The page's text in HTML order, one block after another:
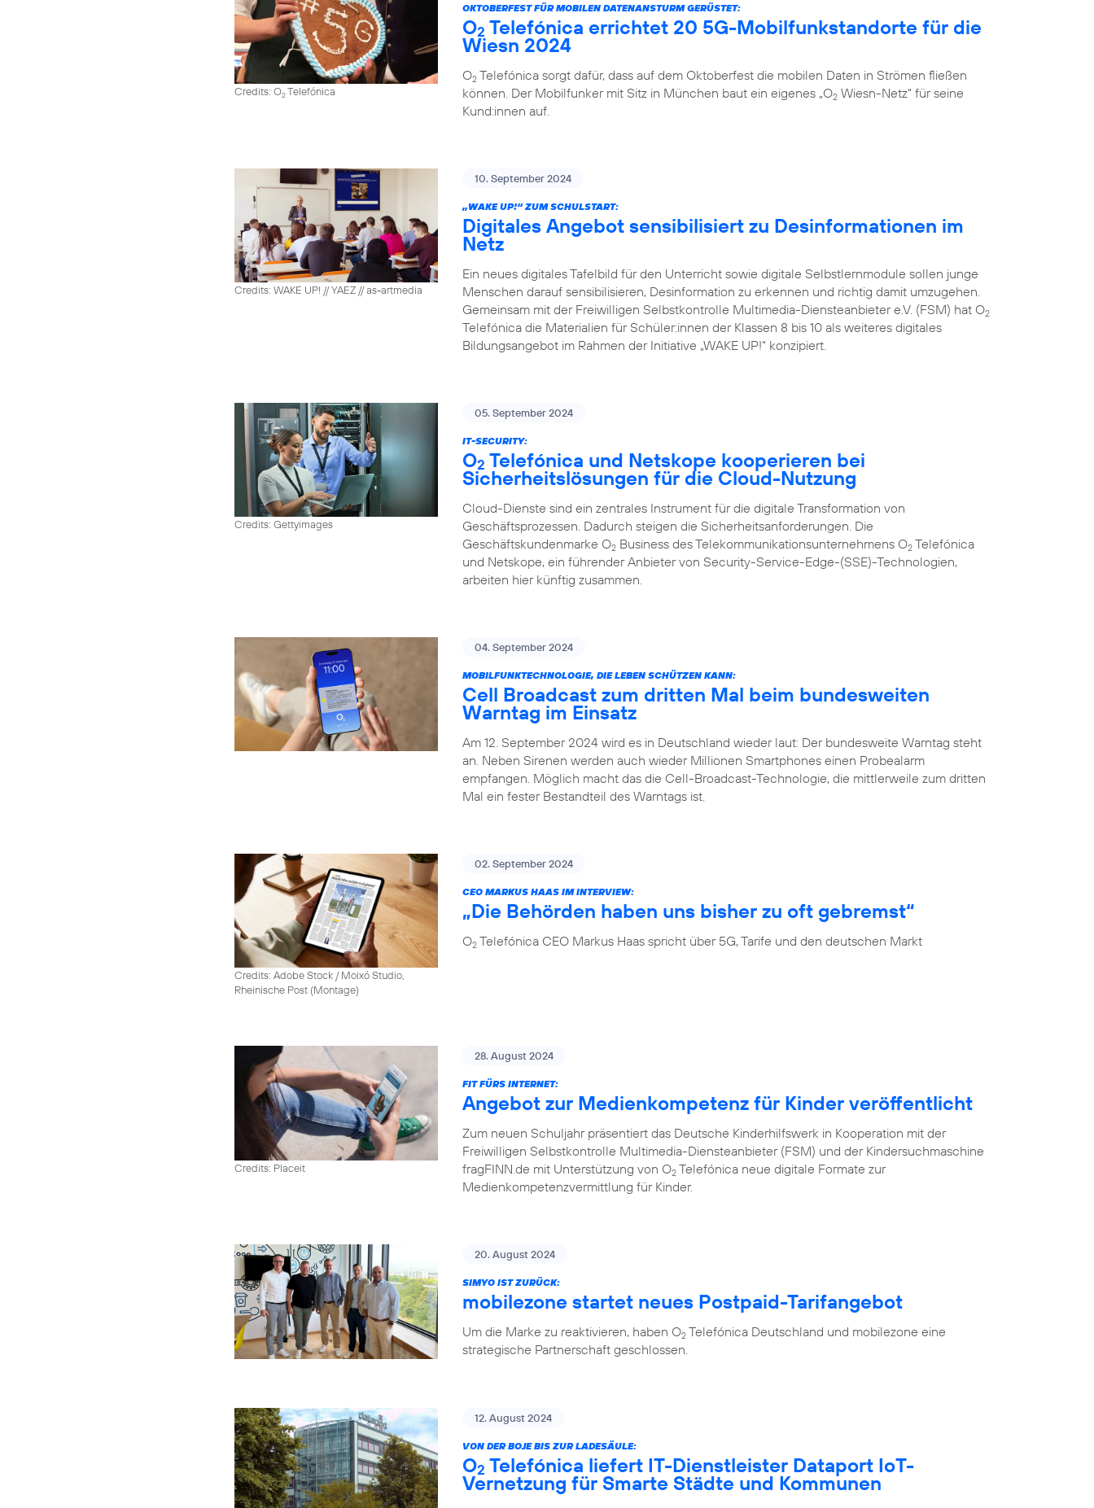
Credits: O2Telefónica
OKTOBERFEST FÜR MOBILEN DATENANSTURM GERÜSTET:
O2 Telefónica errichtet 20 5G-Mobilfunkstandorte für die
Wiesn 2024
O2 Telefónica sorgt dafür, dass auf dem Oktoberfest die mobilen Daten in Strömen fließen
können. Der Mobilfunker mit Sitz in München baut ein eigenes „O2 Wiesn-Netz“ für seine
Kund:innen auf.
Credits: WAKE UP! // YAEZ // as-artmedia
10. September 2024
„WAKE UP!“ ZUM SCHULSTART:
Digitales Angebot sensibilisiert zu Desinformationen im
Netz
Ein neues digitales Tafelbild für den Unterricht sowie digitale Selbstlernmodule sollen junge
Menschen darauf sensibilisieren, Desinformation zu erkennen und richtig damit umzugehen.
Gemeinsam mit der Freiwilligen Selbstkontrolle Multimedia-Diensteanbieter e.V. (FSM) hat O2
Telefónica die Materialien für Schüler:innen der Klassen 8 bis 10 als weiteres digitales
Bildungsangebot im Rahmen der Initiative „WAKE UP!“ konzipiert.
Credits: Gettyimages
05. September 2024
IT-SECURITY:
O2 Telefónica und Netskope kooperieren bei
Sicherheitslösungen für die Cloud-Nutzung
Cloud-Dienste sind ein zentrales Instrument für die digitale Transformation von
Geschäftsprozessen. Dadurch steigen die Sicherheitsanforderungen. Die
Geschäftskundenmarke O2 Business des Telekommunikationsunternehmens O2 Telefónica
und Netskope, ein führender Anbieter von Security-Service-Edge-(SSE)-Technologien,
arbeiten hier künftig zusammen.
04. September 2024
MOBILFUNKTECHNOLOGIE, DIE LEBEN SCHÜTZEN KANN:
Cell Broadcast zum dritten Mal beim bundesweiten
Warntag im Einsatz
Am 12. September 2024 wird es in Deutschland wieder laut: Der bundesweite Warntag steht
an. Neben Sirenen werden auch wieder Millionen Smartphones einen Probealarm
empfangen. Möglich macht das die Cell-Broadcast-Technologie, die mittlerweile zum dritten
Mal ein fester Bestandteil des Warntags ist.
Credits: Adobe Stock / Moixó Studio,
Rheinische Post (Montage)
02. September 2024
CEO MARKUS HAAS IM INTERVIEW:
„Die Behörden haben uns bisher zu oft gebremst“
O2 Telefónica CEO Markus Haas spricht über 5G, Tarife und den deutschen Markt
Credits: Placeit
28. August 2024
FIT FÜRS INTERNET:
Angebot zur Medienkompetenz für Kinder veröffentlicht
Zum neuen Schuljahr präsentiert das Deutsche Kinderhilfswerk in Kooperation mit der
Freiwilligen Selbstkontrolle Multimedia-Diensteanbieter (FSM) und der Kindersuchmaschine
fragFINN.de mit Unterstützung von O2 Telefónica neue digitale Formate zur
Medienkompetenzvermittlung für Kinder.
20. August 2024
SIMYO IST ZURÜCK:
mobilezone startet neues Postpaid-Tarifangebot
Um die Marke zu reaktivieren, haben O2 Telefónica Deutschland und mobilezone eine
strategische Partnerschaft geschlossen.
12. August 2024
VON DER BOJE BIS ZUR LADESÄULE:
O2 Telefónica liefert IT-Dienstleister Dataport IoT-
Vernetzung für Smarte Städte und Kommunen